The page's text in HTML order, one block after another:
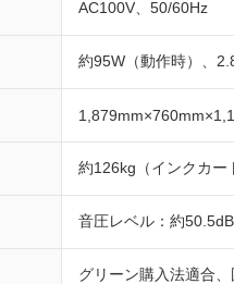
AC100V、50/60Hz
約95W（動作時）、
約126kg（インクカー
音圧レベル：約
グリーン購入法適合